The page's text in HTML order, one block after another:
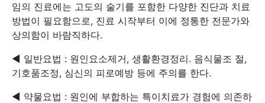
임의 진료에는 고도의 술기를 포함한 다양한 진단과 치료
방법이 필요함으로, 진료 시작부터 이에 정통한 전문가와
상의함이 바람직하다.
◀ 일반요법 : 원인요소제거, 생활환경정리. 음식물조 절,
기호품조정, 심신의 피로예방 등에 주의를 한다.
◀ 약물요법 : 원인에 부합하는 특이치료가 경험에 의존하